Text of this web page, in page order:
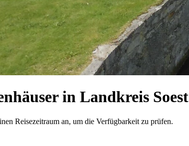
in Landkreis Soest
Reisezeitraum an, um die Verfügbarkeit zu prüfen.